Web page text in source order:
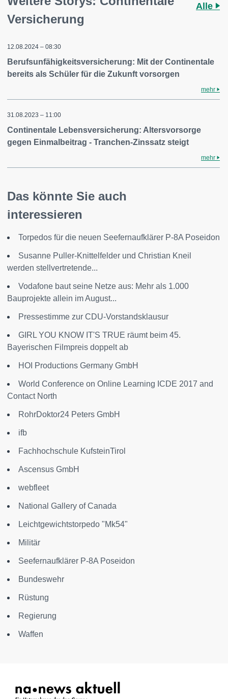
Versicherung
Alle
12.08.2024 – 08:30
Berufsunfähigkeitsversicherung: Mit der Continentale
bereits als Schüler für die Zukunft vorsorgen
mehr
31.08.2023 – 11:00
Continentale Lebensversicherung: Altersvorsorge
gegen Einmalbeitrag - Tranchen-Zinssatz steigt
mehr
Das könnte Sie auch
interessieren
Torpedos für die neuen Seefernaufklärer P-8A Poseidon
Susanne Puller-Knittelfelder und Christian Kneil
werden stellvertretende...
Vodafone baut seine Netze aus: Mehr als 1.000
Bauprojekte allein im August...
Pressestimme zur CDU-Vorstandsklausur
GIRL YOU KNOW IT'S TRUE räumt beim 45.
Bayerischen Filmpreis doppelt ab
HOI Productions Germany GmbH
World Conference on Online Learning ICDE 2017 and
Contact North
RohrDoktor24 Peters GmbH
ifb
Fachhochschule KufsteinTirol
Ascensus GmbH
webfleet
National Gallery of Canada
Leichtgewichtstorpedo "Mk54"
Militär
Seefernaufklärer P-8A Poseidon
Bundeswehr
Rüstung
Regierung
Waffen